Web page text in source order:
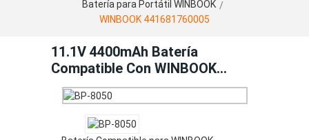
Batería para Portátil WINBOOK
WINBOOK 441681760005
11.1V 4400mAh Batería
Compatible Con WINBOOK
441681760005